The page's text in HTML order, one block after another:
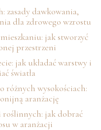
zasady dawkowania,
dla zdrowego wzrostu
jak stworzyć
przestrzeni
jak układać warstwy i
światła
różnych wysokościach:
aranżację
roślinnych: jak dobrać
w aranżacji